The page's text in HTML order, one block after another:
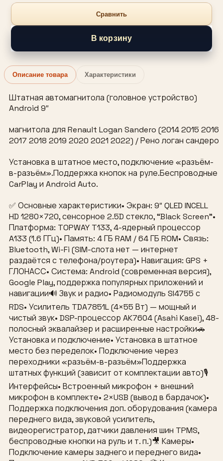
Сравнить
В корзину
Описание товара Характеристики
Штатная автомагнитола (головное устройство)
Android 9″
магнитола для Renault Logan Sandero (2014 2015 2016
2017 2018 2019 2020 2021 2022) / Рено логан сандеро
Установка в штатное место, подключение «разъём-
в-разъём».Поддержка кнопок на руле.Беспроводные
CarPlay и Android Auto.
✅ Основные характеристики• Экран: 9″ QLED INCELL
HD 1280×720, сенсорное 2.5D стекло, “Black Screen”•
Платформа: TOPWAY T133, 4-ядерный процессор
A133 (1.6 ГГц)• Память: 4 ГБ RAM / 64 ГБ ROM• Связь:
Bluetooth, Wi-Fi (SIM-слота нет — интернет
раздаётся с телефона/роутера)• Навигация: GPS +
ГЛОНАСС• Система: Android (современная версия),
Google Play, поддержка популярных приложений и
навигации🔊 Звук и радио• Радиомодуль SI4755 с
RDS• Усилитель TDA7851L (4×55 Вт) — мощный и
чистый звук• DSP-процессор AK7604 (Asahi Kasei), 48-
полосный эквалайзер и расширенные настройки🚗
Установка и подключение• Установка в штатное
место без переделок• Подключение через
переходники «разъём-в-разъём»Поддержка
штатных функций (зависит от комплектации авто)🎙
Интерфейсы• Встроенный микрофон + внешний
микрофон в комплекте• 2×USB (вывод в бардачок)•
Поддержка подключения доп. оборудования (камера
переднего вида, звуковой усилитель,
видеорегистратор, датчики давления шин TPMS,
беспроводные кнопки на руль и т. п.)🎥 Камеры•
Подключение камеры заднего и переднего вида•